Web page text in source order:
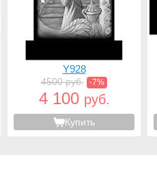
Y928
4500 руб. -7%
4 100 руб.
Купить